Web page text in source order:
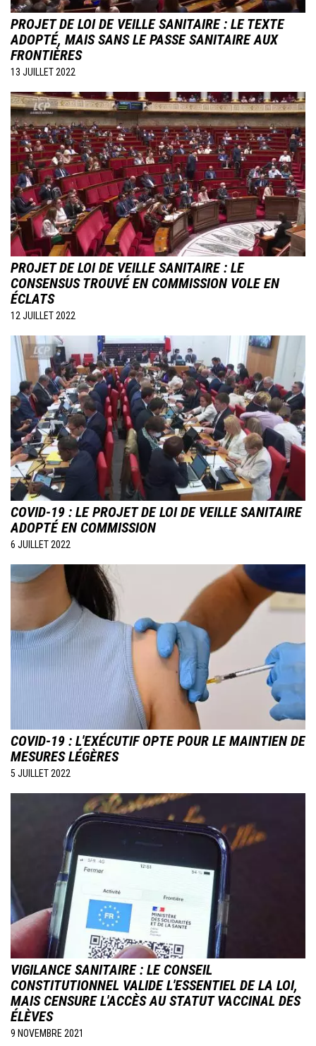
PROJET DE LOI DE VEILLE SANITAIRE : LE TEXTE
ADOPTÉ, MAIS SANS LE PASSE SANITAIRE AUX
FRONTIÈRES
13 JUILLET 2022
Image
PROJET DE LOI DE VEILLE SANITAIRE : LE
CONSENSUS TROUVÉ EN COMMISSION VOLE EN
ÉCLATS
12 JUILLET 2022
Image
COVID-19 : LE PROJET DE LOI DE VEILLE SANITAIRE
ADOPTÉ EN COMMISSION
6 JUILLET 2022
Image
COVID-19 : L'EXÉCUTIF OPTE POUR LE MAINTIEN DE
MESURES LÉGÈRES
5 JUILLET 2022
VIGILANCE SANITAIRE : LE CONSEIL
CONSTITUTIONNEL VALIDE L'ESSENTIEL DE LA LOI,
MAIS CENSURE L'ACCÈS AU STATUT VACCINAL DES
ÉLÈVES
9 NOVEMBRE 2021